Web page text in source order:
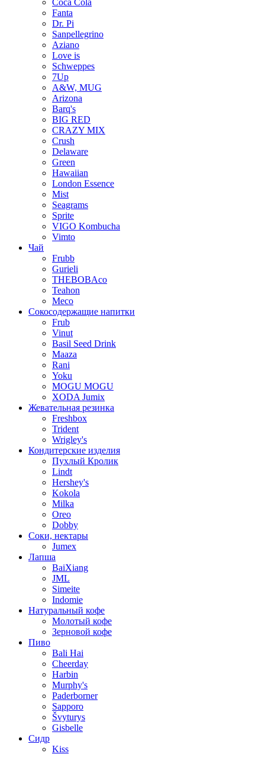
Fanta
Dr. Pi
Sanpellegrino
Aziano
Love is
Schweppes
7Up
A&W, MUG
Arizona
Barq's
BIG RED
CRAZY MIX
Crush
Delaware
Green
Hawaiian
London Essence
Mist
Seagrams
Sprite
VIGO Kombucha
Vimto
Чай
Frubb
Gurieli
THEBOBAco
Teahon
Meco
Сокосодержащие напитки
Frub
Vinut
Basil Seed Drink
Maaza
Rani
Yoku
MOGU MOGU
XODA Jumix
Жевательная резинка
Freshbox
Trident
Wrigley's
Кондитерские изделия
Пухлый Кролик
Lindt
Hershey's
Kokola
Milka
Oreo
Dobby
Соки, нектары
Jumex
Лапша
BaiXiang
JML
Simeite
Indomie
Натуральный кофе
Молотый кофе
Зерновой кофе
Пиво
Bali Hai
Cheerday
Harbin
Murphy's
Paderborner
Sapporo
Švyturys
Gisbelle
Сидр
Kiss